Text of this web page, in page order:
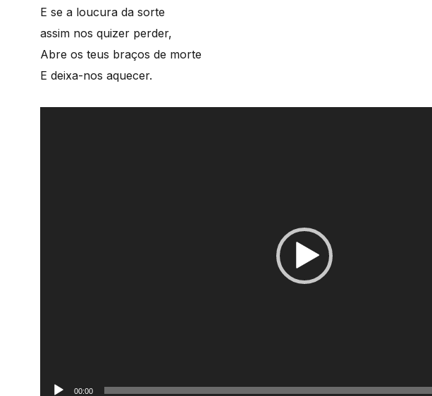
E se a loucura da sorte
assim nos quizer perder,
Abre os teus braços de morte
E deixa-nos aquecer.
00:00